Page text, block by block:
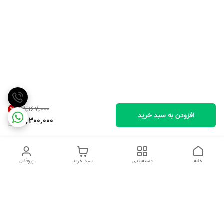
۲۱٬۱۶۷٬۰۰۰ 4%
20,300,000 افزودن به سبد خرید
پروفایل سبد خرید دسته‌بندی خانه